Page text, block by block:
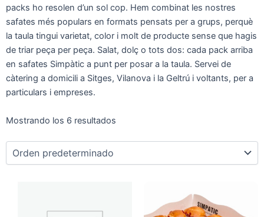
packs ho resolen d’un sol cop. Hem combinat les nostres
safates més populars en formats pensats per a grups, perquè
la taula tingui varietat, color i molt de producte sense que hagis
de triar peça per peça. Salat, dolç o tots dos: cada pack arriba
en safates Simpàtic a punt per posar a la taula. Servei de
càtering a domicili a Sitges, Vilanova i la Geltrú i voltants, per a
particulars i empreses.
Mostrando los 6 resultados